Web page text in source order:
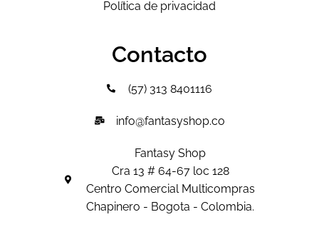
Política de privacidad
Contacto
(57) 313 8401116
info@fantasyshop.co
Fantasy Shop
Cra 13 # 64-67 loc 128
Centro Comercial Multicompras
Chapinero - Bogota - Colombia.